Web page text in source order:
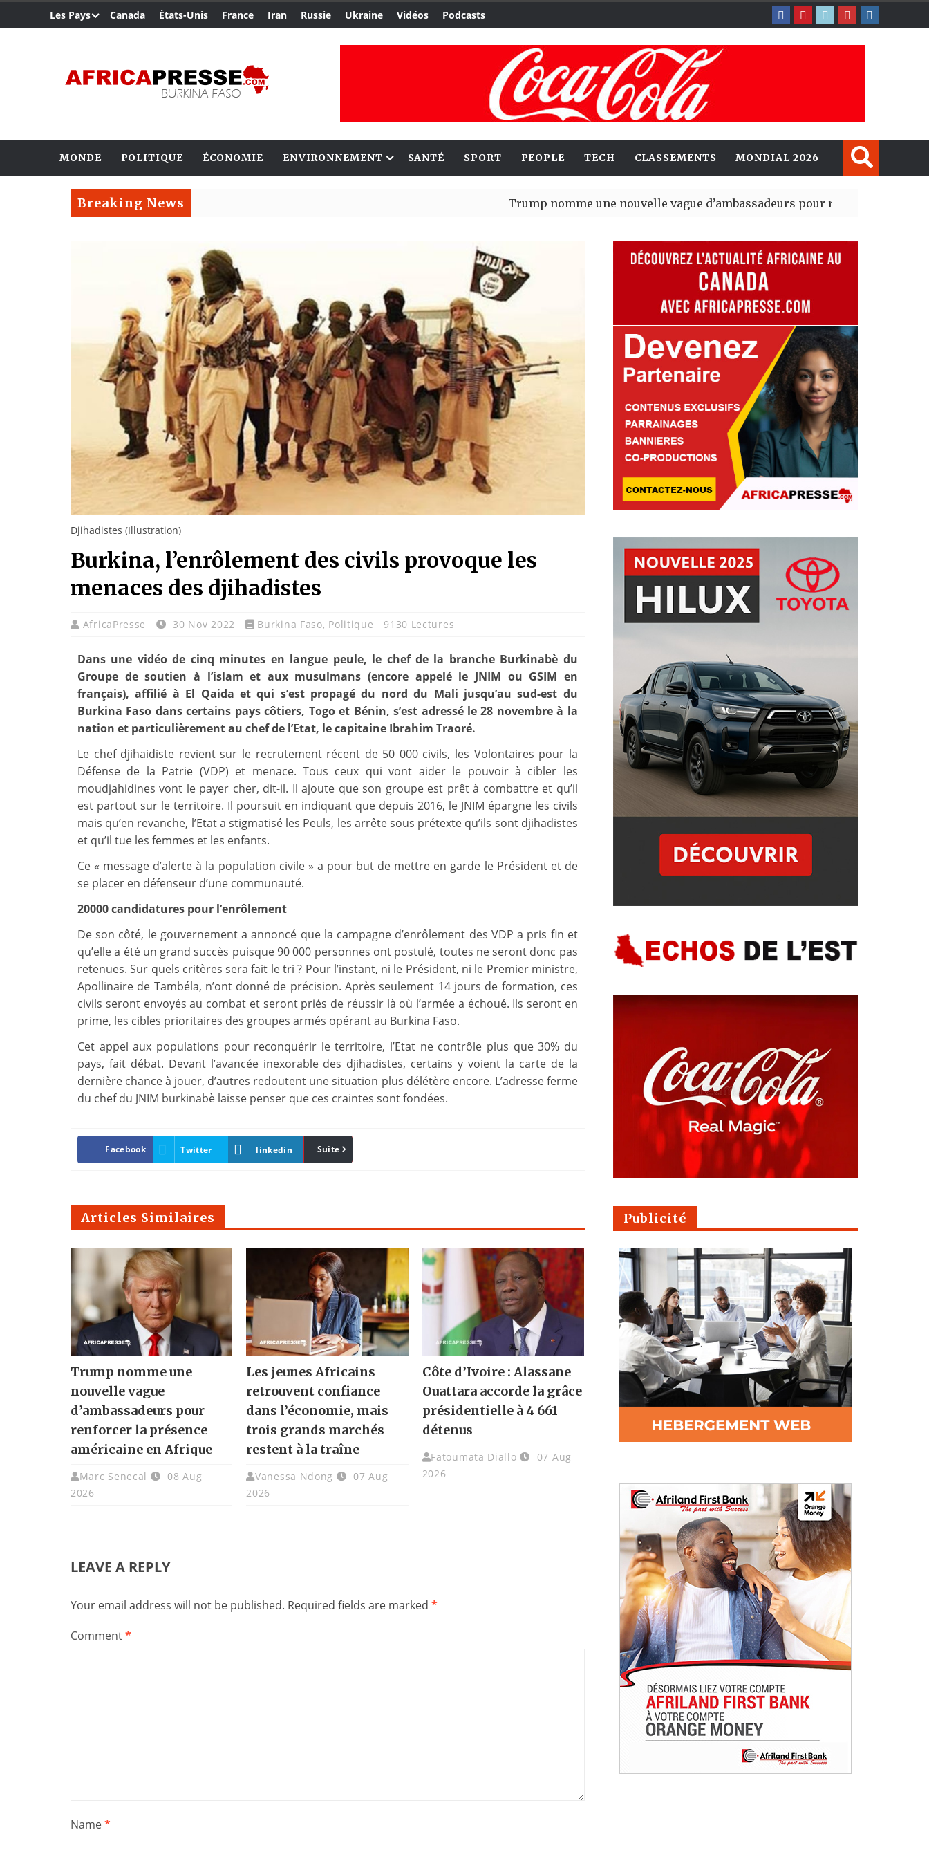
Les Pays Canada États-Unis France Iran Russie Ukraine Vidéos Podcasts
MONDE POLITIQUE ÉCONOMIE ENVIRONNEMENT SANTÉ SPORT PEOPLE TECH CLASSEMENTS MONDIAL 2026
Breaking News Trump nomme une nouvelle vague d’ambassadeurs pour renforcer la présence
Djihadistes (Illustration)
Burkina, l’enrôlement des civils provoque les
menaces des djihadistes
AfricaPresse 30 Nov 2022 Burkina Faso, Politique 9130 Lectures
Dans une vidéo de cinq minutes en langue peule, le chef de la branche Burkinabè du
Groupe de soutien à l’islam et aux musulmans (encore appelé le JNIM ou GSIM en
français), affilié à El Qaida et qui s’est propagé du nord du Mali jusqu’au sud-est du
Burkina Faso dans certains pays côtiers, Togo et Bénin, s’est adressé le 28 novembre à la
nation et particulièrement au chef de l’Etat, le capitaine Ibrahim Traoré.
Le chef djihaidiste revient sur le recrutement récent de 50 000 civils, les Volontaires pour la
Défense de la Patrie (VDP) et menace. Tous ceux qui vont aider le pouvoir à cibler les
moudjahidines vont le payer cher, dit-il. Il ajoute que son groupe est prêt à combattre et qu’il
est partout sur le territoire. Il poursuit en indiquant que depuis 2016, le JNIM épargne les civils
mais qu’en revanche, l’Etat a stigmatisé les Peuls, les arrête sous prétexte qu’ils sont djihadistes
et qu’il tue les femmes et les enfants.
Ce « message d’alerte à la population civile » a pour but de mettre en garde le Président et de
se placer en défenseur d’une communauté.
20000 candidatures pour l’enrôlement
De son côté, le gouvernement a annoncé que la campagne d’enrôlement des VDP a pris fin et
qu’elle a été un grand succès puisque 90 000 personnes ont postulé, toutes ne seront donc pas
retenues. Sur quels critères sera fait le tri ? Pour l’instant, ni le Président, ni le Premier ministre,
Apollinaire de Tambéla, n’ont donné de précision. Après seulement 14 jours de formation, ces
civils seront envoyés au combat et seront priés de réussir là où l’armée a échoué. Ils seront en
prime, les cibles prioritaires des groupes armés opérant au Burkina Faso.
Cet appel aux populations pour reconquérir le territoire, l’Etat ne contrôle plus que 30% du
pays, fait débat. Devant l’avancée inexorable des djihadistes, certains y voient la carte de la
dernière chance à jouer, d’autres redoutent une situation plus délétère encore. L’adresse ferme
du chef du JNIM burkinabè laisse penser que ces craintes sont fondées.
Facebook Twitter linkedin Pinterest
Suite
Articles Similaires
Trump nomme une
nouvelle vague
d’ambassadeurs pour
renforcer la présence
américaine en Afrique
Marc Senecal
08 Aug
2026
Les jeunes Africains
retrouvent confiance
dans l’économie, mais
trois grands marchés
restent à la traîne
Vanessa Ndong
07 Aug
2026
Côte d’Ivoire : Alassane
Ouattara accorde la grâce
présidentielle à 4 661
détenus
Fatoumata Diallo
07 Aug
2026
LEAVE A REPLY
Your email address will not be published. Required fields are marked *
Comment*
Name*
Publicité